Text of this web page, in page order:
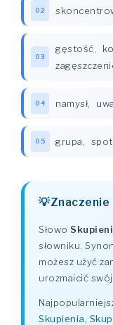
02
03
gęstość
04 namysł,
05 grupa
Znaczenie
Słowo
słowniku.
możesz użyć
urozmaicić
Skupienia,